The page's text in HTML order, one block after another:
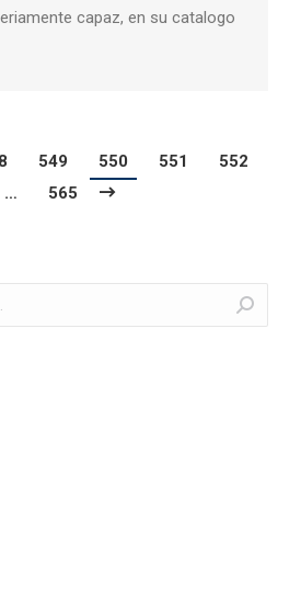
capaz, en su catalogo
549 550 551
552
…
565